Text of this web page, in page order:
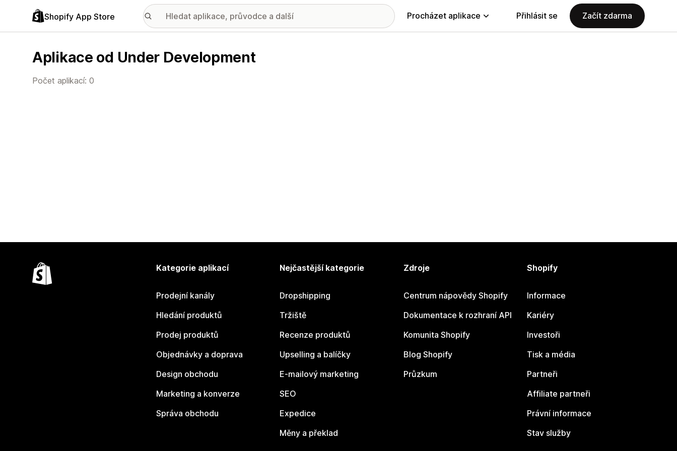
Shopify App Store Procházet aplikace Přihlásit se Začít zdarma
Aplikace od Under Development
Počet aplikací: 0
Kategorie aplikací
Prodejní kanály
Hledání produktů
Prodej produktů
Objednávky a doprava
Design obchodu
Marketing a konverze
Správa obchodu
Nejčastější kategorie
Dropshipping
Tržiště
Recenze produktů
Upselling a balíčky
E-mailový marketing
SEO
Expedice
Měny a překlad
Zdroje
Centrum nápovědy Shopify
Dokumentace k rozhraní API
Komunita Shopify
Blog Shopify
Průzkum
Shopify
Informace
Kariéry
Investoři
Tisk a média
Partneři
Affiliate partneři
Právní informace
Stav služby